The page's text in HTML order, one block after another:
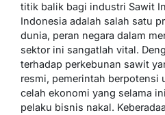
titik balik bagi industri Sawit
Indonesia adalah salah satu
dunia, peran negara dalam
sektor ini sangatlah vital.
terhadap perkebunan sawit
resmi, pemerintah berpotensi
celah ekonomi yang selama
pelaku bisnis nakal.